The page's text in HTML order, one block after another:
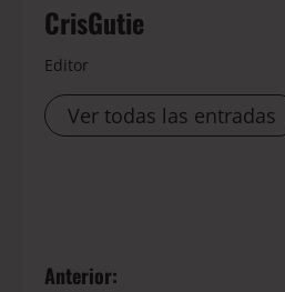
CrisGutie
Editor
Ver todas las entradas
Anterior: